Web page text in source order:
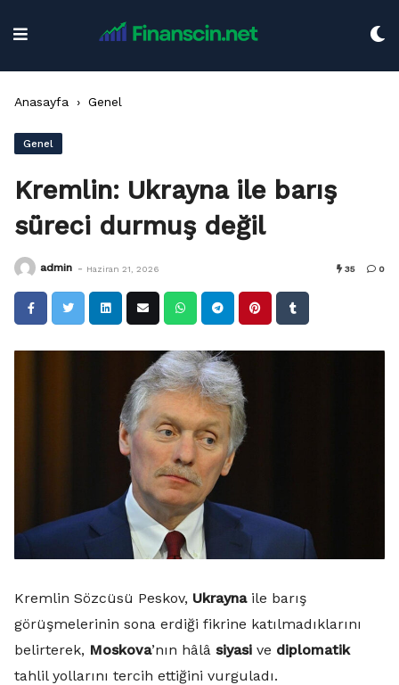
Anasayfa › Genel
Genel
Kremlin: Ukrayna ile barış
süreci durmuş değil
admin - Haziran 21, 2026 35 0
Kremlin Sözcüsü Peskov, Ukraynaile barış
görüşmelerinin sona erdiği fikrine katılmadıklarını
belirterek, Moskova’nın hâlâ siyasi ve diplomatik
tahlil yollarını tercih ettiğini vurguladı.